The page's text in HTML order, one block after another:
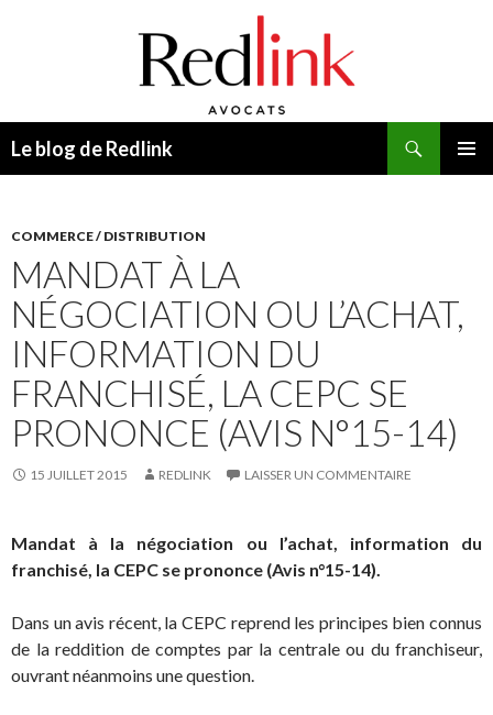
Le blog de Redlink
COMMERCE / DISTRIBUTION
MANDAT À LA
NÉGOCIATION OU L’ACHAT,
INFORMATION DU
FRANCHISÉ, LA CEPC SE
PRONONCE (AVIS N°15-14)
15 JUILLET 2015 REDLINK LAISSER UN COMMENTAIRE
Mandat à la négociation ou l’achat, information du
franchisé, la CEPC se prononce (Avis n°15-14).
Dans un avis récent, la CEPC reprend les principes bien connus
de la reddition de comptes par la centrale ou du franchiseur,
ouvrant néanmoins une question.